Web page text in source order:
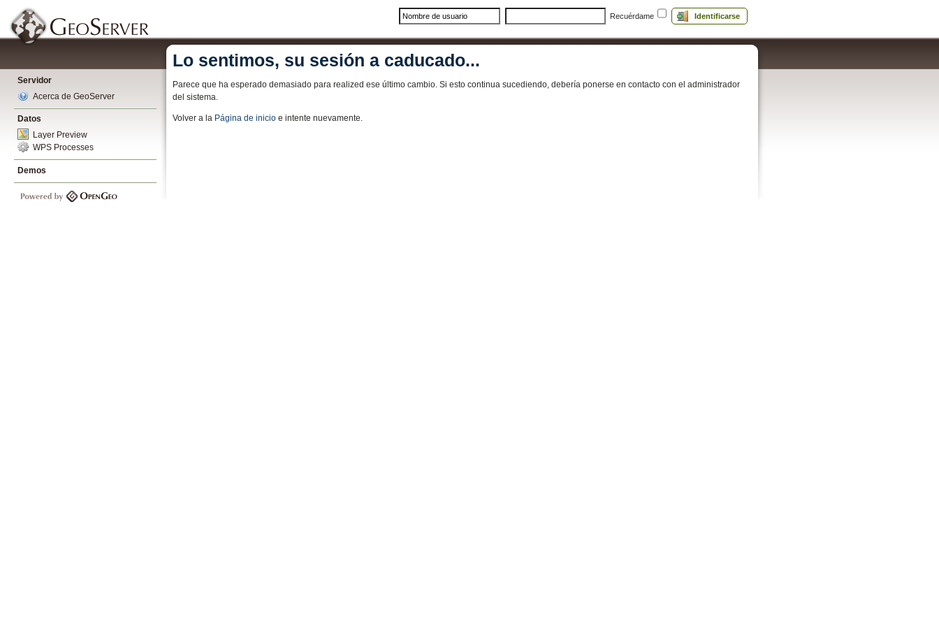
Recuérdame Identificarse
Servidor
Acerca de GeoServer
Datos
Layer Preview
WPS Processes
Demos
Lo sentimos, su sesión a caducado...
Parece que ha esperado demasiado para realized ese último cambio. Si esto continua sucediendo, debería ponerse en contacto con el administrador
del sistema.
Volver a la Página de inicio e intente nuevamente.